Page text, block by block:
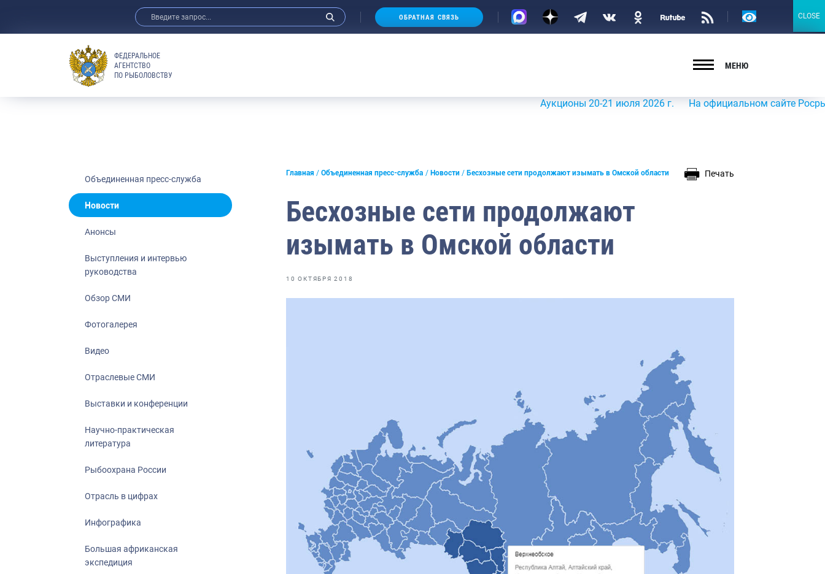
Анонсы
Отраслевые СМИ
Выставки и конференции
Рыбоохрана России
Отрасль в цифрах
ОБРАТНАЯ СВЯЗЬ
Версия
ФЕДЕРАЛЬНОЕ
АГЕНТСТВО
ПО РЫБОЛОВСТВУ
МЕНЮ
Аукционы 20-21 июля 2026 г. На официальном сайте
Объединенная пресс-служба
Новости
Анонсы
Выступления и интервью
руководства
Обзор СМИ
Фотогалерея
Видео
Отраслевые СМИ
Выставки и конференции
Научно-практическая
литература
Рыбоохрана России
Отрасль в цифрах
Инфографика
Большая африканская
экспедиция
Главная Объединенная пресс-служба Новости Бесхозные сети продолжают изымать в Омской области Печать
Бесхозные сети продолжают
изымать в Омской области
10 ОКТЯБРЯ 2018
CLOSE
CLOSE